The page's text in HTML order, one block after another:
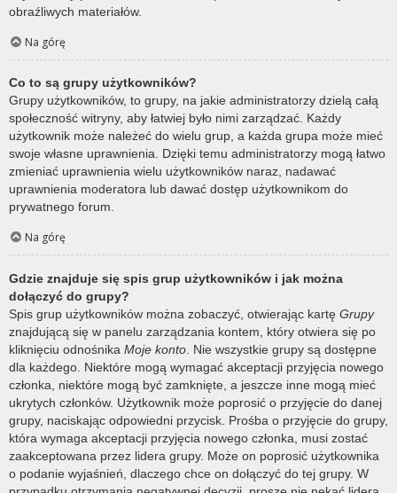
obraźliwych materiałów.
Na górę
Co to są grupy użytkowników?
Grupy użytkowników, to grupy, na jakie administratorzy dzielą całą
społeczność witryny, aby łatwiej było nimi zarządzać. Każdy
użytkownik może należeć do wielu grup, a każda grupa może mieć
swoje własne uprawnienia. Dzięki temu administratorzy mogą łatwo
zmieniać uprawnienia wielu użytkowników naraz, nadawać
uprawnienia moderatora lub dawać dostęp użytkownikom do
prywatnego forum.
Na górę
Gdzie znajduje się spis grup użytkowników i jak można
dołączyć do grupy?
Spis grup użytkowników można zobaczyć, otwierając kartę Grupy
znajdującą się w panelu zarządzania kontem, który otwiera się po
kliknięciu odnośnika Moje konto . Nie wszystkie grupy są dostępne
dla każdego. Niektóre mogą wymagać akceptacji przyjęcia nowego
członka, niektóre mogą być zamknięte, a jeszcze inne mogą mieć
ukrytych członków. Użytkownik może poprosić o przyjęcie do danej
grupy, naciskając odpowiedni przycisk. Prośba o przyjęcie do grupy,
która wymaga akceptacji przyjęcia nowego członka, musi zostać
zaakceptowana przez lidera grupy. Może on poprosić użytkownika
o podanie wyjaśnień, dlaczego chce on dołączyć do tej grupy. W